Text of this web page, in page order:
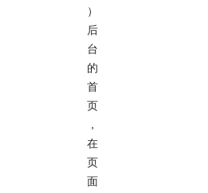
）
后
台
的
首
页
，
在
页
面